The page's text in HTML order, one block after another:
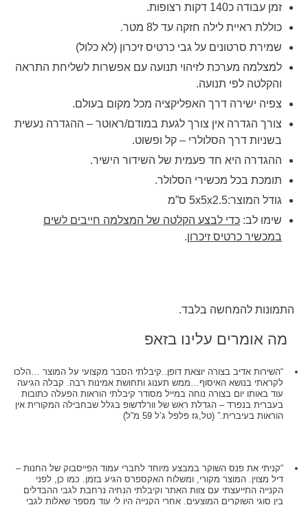
זמן עבודה כ140 דקות רצופות.
כוללת ראיית לילה חזקה עד ל8 מטר.
שמירת סרטונים על גבי כרטיס זיכרון (לא כלול)
למצלמה מערכת לזיהוי תנועה עם אפשרות לשליחת התראה
והקלטה לפי תנועה.
צפיה ישירה דרך האפליקציה מכל מקום בעולם.
צורך הגדרה אין צורך לגעת במודם/ראוטר – ההגדרה נעשית
בשניות דרך הסלולרי – קל ופשוט.
ההגדרה היא חד פעמית של השידור הישיר.
תומכת בכל מכשירי הסלולר.
גודל המוצר:5x5x2.5 ס”מ
שימו לב: כדי לבצע הקלטה של המצלמה חייבים לשים
במכשיר כרטיס זיכרון.
התמונות להמחשה בלבד.
מה אומרים עלינו בזאפ
“השירות אדיב בצורה יוצאת דופן..קיבלתי הסבר מקצועי על המוצר …הלכו
לקראתי בנושא האיסוף…ממש תענוג ותחושת אמינות רבה. קבלה הגיעה
עוד באותו יום בצורה נוחה במייל מסודר קיבלתי הוראות הפעלה כתובות
בעברית בנפרד – הגדלת ראש של וורלדשופ בגלל שבחבילה המקורית אין
הוראות בעיברית.” (טל,גז פלפל ג’ל 59 מ”ל)
“קניתי את פנס השוקר במבצע מיוחד לחברי עמוד הפייסבוק של החנות –
דיל מצוין. המוצר מקורי, ומשלוח האקספרס הגיע בזמן. כמו כן, לפני
הקנייה התייעצתי עם צוות האתר וקיבלתי הנחיה נרחבת לגבי ההבדלים
בין סוגי השוקרים המוצעים. אחרי הקנייה היו לי עוד מספר שאלות לגבי